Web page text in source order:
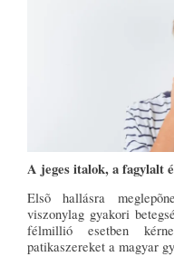
A jeges italok, a fagylalt
Elsõ hallásra
viszonylag gyakori
félmillió esetben
patikaszereket a magyar